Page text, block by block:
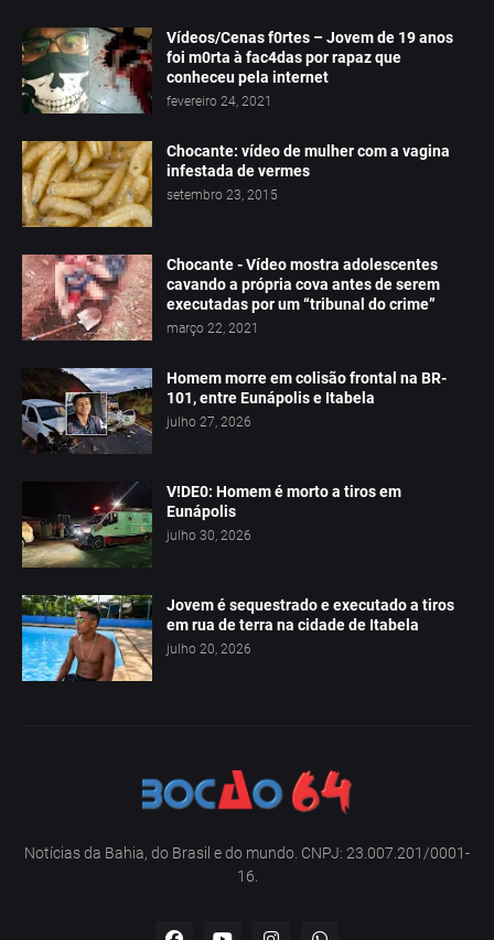
Vídeos/Cenas f0rtes – Jovem de 19 anos
foi m0rta à fac4das por rapaz que
conheceu pela internet
fevereiro 24, 2021
Chocante: vídeo de mulher com a vagina
infestada de vermes
setembro 23, 2015
Chocante - Vídeo mostra adolescentes
cavando a própria cova antes de serem
executadas por um “tribunal do crime”
março 22, 2021
Homem morre em colisão frontal na BR-
101, entre Eunápolis e Itabela
julho 27, 2026
V!DE0: Homem é morto a tiros em
Eunápolis
julho 30, 2026
Jovem é sequestrado e executado a tiros
em rua de terra na cidade de Itabela
julho 20, 2026
Notícias da Bahia, do Brasil e do mundo. CNPJ: 23.007.201/0001-
16.